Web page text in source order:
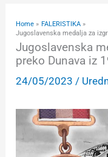
Home
FALERISTIKA
Jugoslavenska medalja za
Jugoslavenska
preko Dunava iz
24/05/2023 /